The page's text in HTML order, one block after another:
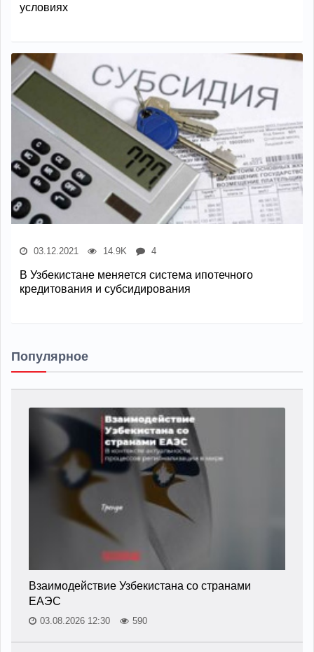
условиях
03.12.2021 14.9K 4
В Узбекистане меняется система ипотечного
кредитования и субсидирования
Популярное
Взаимодействие Узбекистана со странами
ЕАЭС
03.08.2026 12:30 590